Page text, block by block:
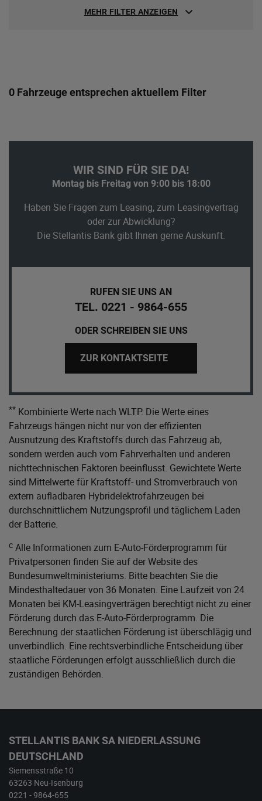
MEHR FILTER ANZEIGEN
0 Fahrzeuge entsprechen aktuellem Filter
WIR SIND FÜR SIE DA!
Montag bis Freitag von 9:00 bis 18:00
Haben Sie Fragen zum Leasing, zum Leasingvertrag
oder zur Abwicklung?
Die Stellantis Bank gibt Ihnen gerne Auskunft.
RUFEN SIE UNS AN
TEL. 0221 - 9864-655
ODER SCHREIBEN SIE UNS
ZUR KONTAKTSEITE
** Kombinierte Werte nach WLTP. Die Werte eines
Fahrzeugs hängen nicht nur von der effizienten
Ausnutzung des Kraftstoffs durch das Fahrzeug ab,
sondern werden auch vom Fahrverhalten und anderen
nichttechnischen Faktoren beeinflusst. Gewichtete Werte
sind Mittelwerte für Kraftstoff- und Stromverbrauch von
extern aufladbaren Hybridelektrofahrzeugen bei
durchschnittlichem Nutzungsprofil und täglichem Laden
der Batterie.
c Alle Informationen zum E-Auto-Förderprogramm für
Privatpersonen finden Sie auf der Website des
Bundesumweltministeriums. Bitte beachten Sie die
Mindesthaltedauer von 36 Monaten. Eine Laufzeit von 24
Monaten bei KM-Leasingverträgen berechtigt nicht zu einer
Förderung durch das E-Auto-Förderprogramm. Die
Berechnung der staatlichen Förderung ist überschlägig und
unverbindlich. Eine rechtsverbindliche Entscheidung über
staatliche Förderungen erfolgt ausschließlich durch die
zuständigen Behörden.
STELLANTIS BANK SA NIEDERLASSUNG
DEUTSCHLAND
Siemensstraße 10
63263 Neu-Isenburg
0221 - 9864-655